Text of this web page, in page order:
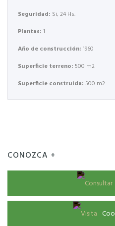
Seguridad: Si, 24 Hs.
Plantas: 1
Año de construcción: 1960
Superficie terreno: 500 m2
Superficie construida: 500 m2
CONOZCA +